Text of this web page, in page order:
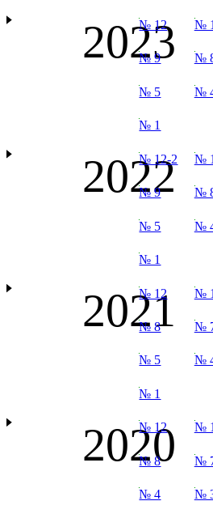
2023
№ 12 №
№ 9 №
№ 5 №
№ 1
2022
№ 12-2 №
№ 9 №
№ 5 №
№ 1
2021
№ 12 №
№ 8 №
№ 5 №
№ 1
2020
№ 12 №
№ 8 №
№ 4 №